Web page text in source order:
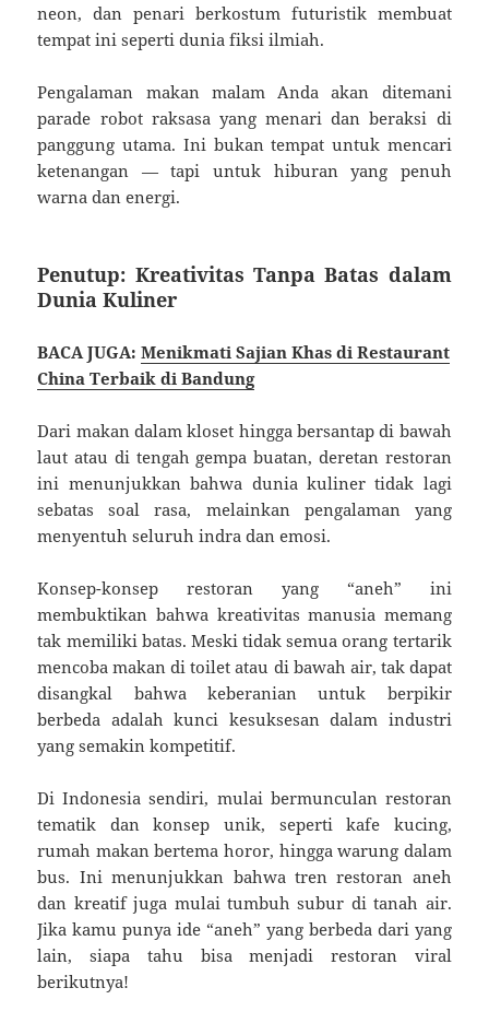
neon, dan penari berkostum futuristik membuat
tempat ini seperti dunia fiksi ilmiah.
Pengalaman makan malam Anda akan ditemani
parade robot raksasa yang menari dan beraksi di
panggung utama. Ini bukan tempat untuk mencari
ketenangan — tapi untuk hiburan yang penuh
warna dan energi.
Penutup: Kreativitas Tanpa Batas dalam
Dunia Kuliner
BACA JUGA:Menikmati Sajian Khas di Restaurant
China Terbaik di Bandung
Dari makan dalam kloset hingga bersantap di bawah
laut atau di tengah gempa buatan, deretan restoran
ini menunjukkan bahwa dunia kuliner tidak lagi
sebatas soal rasa, melainkan pengalaman yang
menyentuh seluruh indra dan emosi.
Konsep-konsep restoran yang “aneh” ini
membuktikan bahwa kreativitas manusia memang
tak memiliki batas. Meski tidak semua orang tertarik
mencoba makan di toilet atau di bawah air, tak dapat
disangkal bahwa keberanian untuk berpikir
berbeda adalah kunci kesuksesan dalam industri
yang semakin kompetitif.
Di Indonesia sendiri, mulai bermunculan restoran
tematik dan konsep unik, seperti kafe kucing,
rumah makan bertema horor, hingga warung dalam
bus. Ini menunjukkan bahwa tren restoran aneh
dan kreatif juga mulai tumbuh subur di tanah air.
Jika kamu punya ide “aneh” yang berbeda dari yang
lain, siapa tahu bisa menjadi restoran viral
berikutnya!